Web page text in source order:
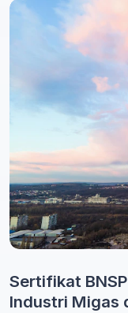
Sertifikat
Industri Migas